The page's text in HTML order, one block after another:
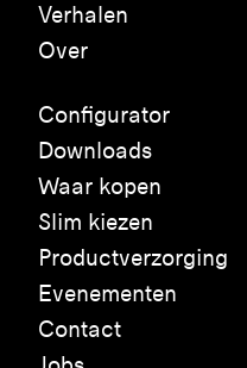
Verhalen
Over
Configurator
Downloads
Waar kopen
Slim kiezen
Productverzorging
Evenementen
Contact